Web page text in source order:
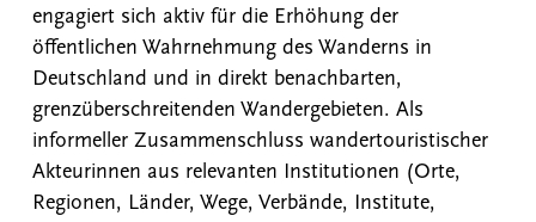
engagiert sich aktiv für die Erhöhung der
öffentlichen Wahrnehmung des Wanderns in
Deutschland und in direkt benachbarten,
grenzüberschreitenden Wandergebieten. Als
informeller Zusammenschluss wandertouristischer
Akteurinnen aus relevanten Institutionen (Orte,
Regionen, Länder, Wege, Verbände, Institute,